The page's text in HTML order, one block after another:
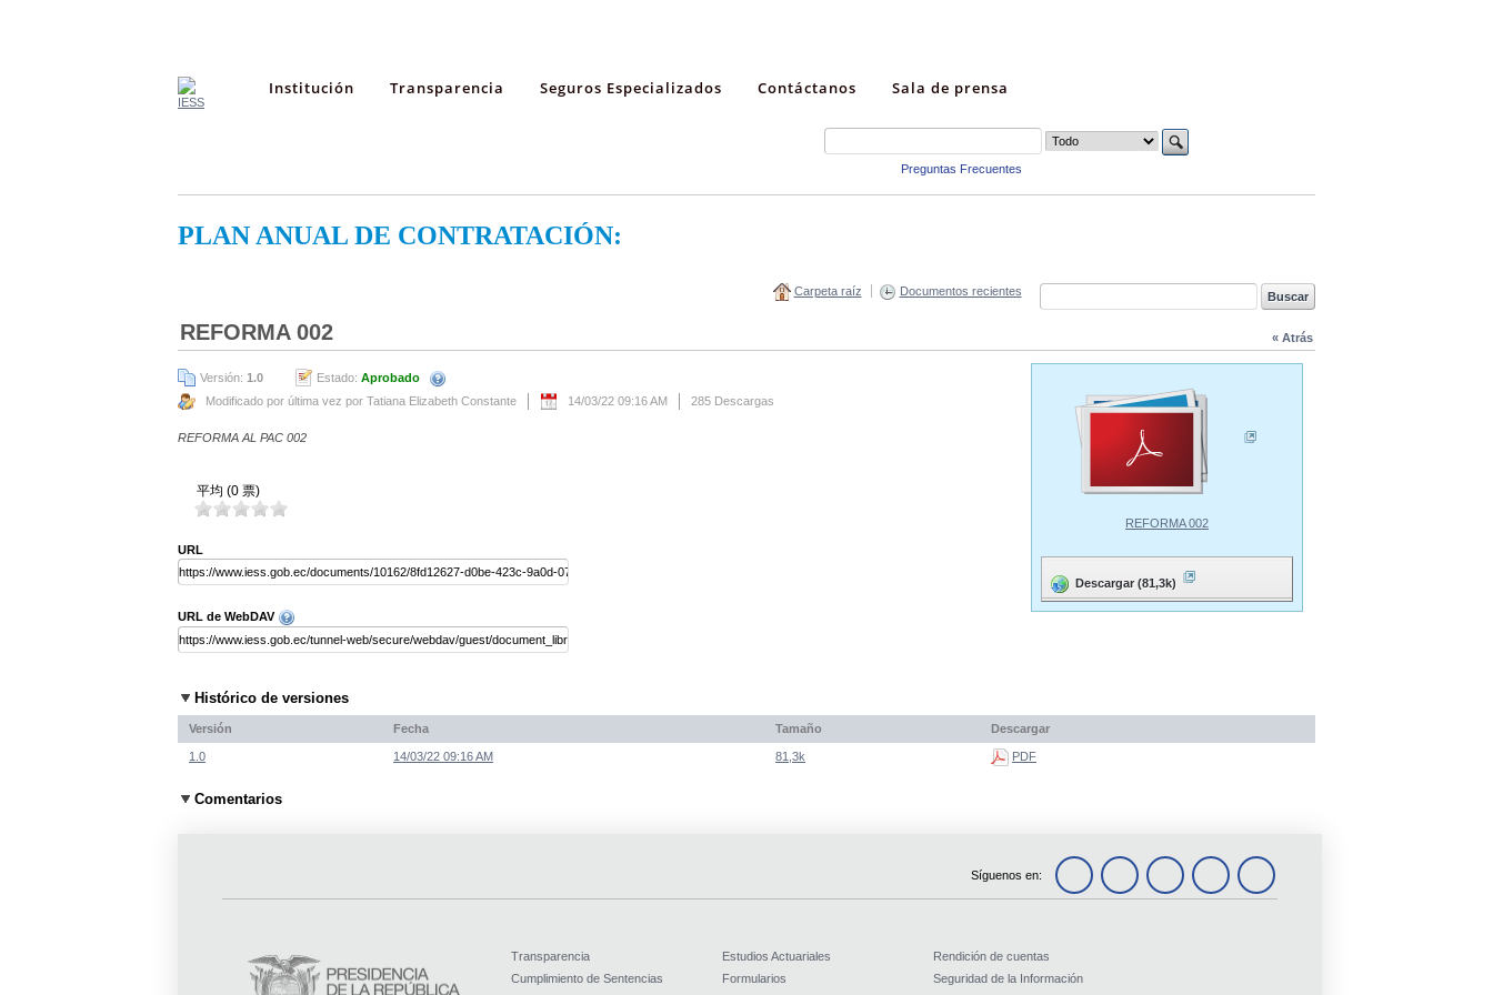
Institución Transparencia Seguros Especializados Contáctanos Sala de prensa
Preguntas Frecuentes
PLAN ANUAL DE CONTRATACIÓN:
Carpeta raíz Documentos recientes
« Atrás
REFORMA 002
Versión: 1.0 Estado: Aprobado
Modificado por última vez por Tatiana Elizabeth Constante
14/03/22 09:16 AM 285 Descargas
REFORMA AL PAC 002
平均 (0 票)
URL
URL de WebDAV
REFORMA 002
Descargar (81,3k)
Histórico de versiones
Versión Fecha Tamaño Descargar
1.0 14/03/22 09:16 AM 81,3k PDF
Comentarios
Síguenos en:
Transparencia
Cumplimiento de Sentencias
Estudios Actuariales
Formularios
Rendición de cuentas
Seguridad de la Información